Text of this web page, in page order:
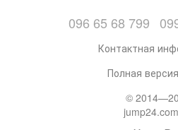
096 65 68 799
Контактная
Полная
©